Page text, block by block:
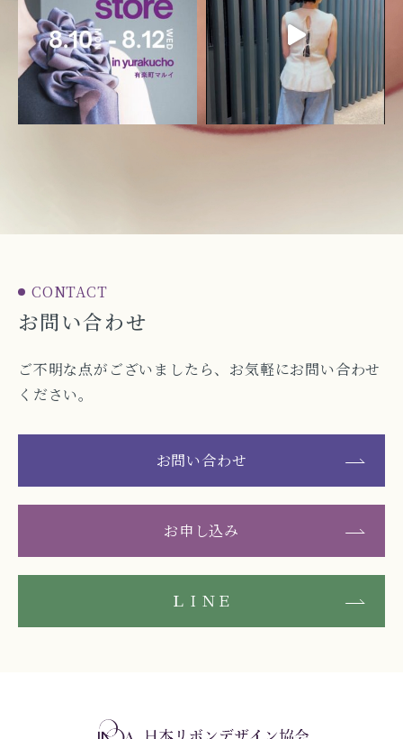
CONTACT
お問い合わせ
ご不明な点がございましたら、お気軽にお問い合わせ
ください。
お問い合わせ
お申し込み
ＬＩＮＥ